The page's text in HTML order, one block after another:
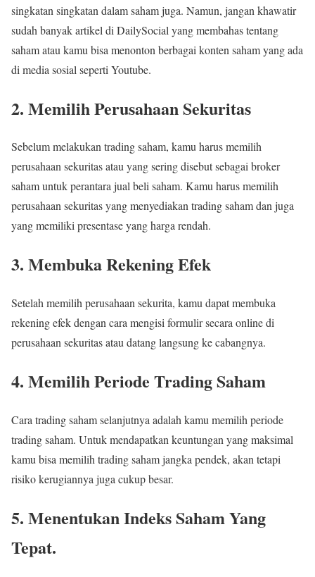
singkatan singkatan dalam saham juga. Namun, jangan khawatir
sudah banyak artikel di DailySocial yang membahas tentang
saham atau kamu bisa menonton berbagai konten saham yang ada
di media sosial seperti Youtube.
2. Memilih Perusahaan Sekuritas
Sebelum melakukan trading saham, kamu harus memilih
perusahaan sekuritas atau yang sering disebut sebagai broker
saham untuk perantara jual beli saham. Kamu harus memilih
perusahaan sekuritas yang menyediakan trading saham dan juga
yang memiliki presentase yang harga rendah.
3. Membuka Rekening Efek
Setelah memilih perusahaan sekurita, kamu dapat membuka
rekening efek dengan cara mengisi formulir secara online di
perusahaan sekuritas atau datang langsung ke cabangnya.
4. Memilih Periode Trading Saham
Cara trading saham selanjutnya adalah kamu memilih periode
trading saham. Untuk mendapatkan keuntungan yang maksimal
kamu bisa memilih trading saham jangka pendek, akan tetapi
risiko kerugiannya juga cukup besar.
5. Menentukan Indeks Saham Yang
Tepat.